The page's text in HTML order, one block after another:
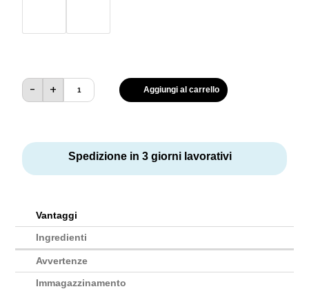
- EAA
500gr
quantità
+ Aggiungi al carrello
Spedizione in 3 giorni lavorativi
Vantaggi
Ingredienti
Avvertenze
Immagazzinamento